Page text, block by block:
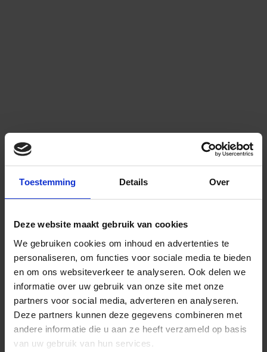
Toestemming Details Over
Deze website maakt gebruik van cookies
We gebruiken cookies om inhoud en advertenties te
personaliseren, om functies voor sociale media te bieden
en om ons websiteverkeer te analyseren. Ook delen we
informatie over uw gebruik van onze site met onze
partners voor social media, adverteren en analyseren.
Deze partners kunnen deze gegevens combineren met
andere informatie die u aan ze heeft verzameld op basis
van uw gebruik van hun services.